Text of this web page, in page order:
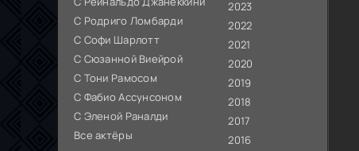
С Родриго Ломбарди
С Софи Шарлотт
С Сюзанной Виейрой
С Тони Рамосом
С Фабио Ассунсоном
С Эленой Раналди
Все актёры
2023
2022
2021
2020
2019
2018
2017
2016